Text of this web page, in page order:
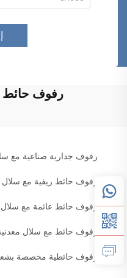
رفوف حائط
رفوف جدارية صناعية مع
رفوف حائط ريفية مع سلال
رفوف حائط عائمة مع سلال
رفوف حائط مع سلال
رفوف حائطية مخصصة